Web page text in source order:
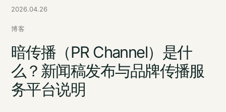
2026.04.26
博客
暗传播（PR Channel）是什
么？新闻稿发布与品牌传播服
务平台说明